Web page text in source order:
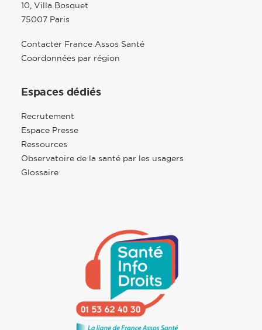
10, Villa Bosquet
75007 Paris
Contacter France Assos Santé
Coordonnées par région
Espaces dédiés
Recrutement
Espace Presse
Ressources
Observatoire de la santé par les usagers
Glossaire